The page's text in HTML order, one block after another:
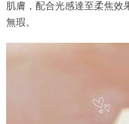
肌膚，配合光感達至柔焦效
無瑕。